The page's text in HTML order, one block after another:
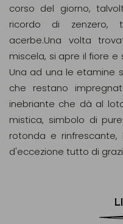
corso del giorno,
ricordo di zenzero,
acerbe.Una volta
miscela, si apre il fiore
Una ad una le etamine
che restano
inebriante che dà al
mistica, simbolo di
rotonda e
d'eccezione tutto di